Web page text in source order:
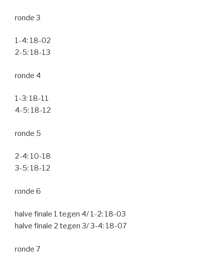
ronde 3
1-4: 18-02
2-5: 18-13
ronde 4
1-3: 18-11
4-5: 18-12
ronde 5
2-4: 10-18
3-5: 18-12
ronde 6
halve finale 1 tegen 4/ 1-2: 18-03
halve finale 2 tegen 3/ 3-4: 18-07
ronde 7